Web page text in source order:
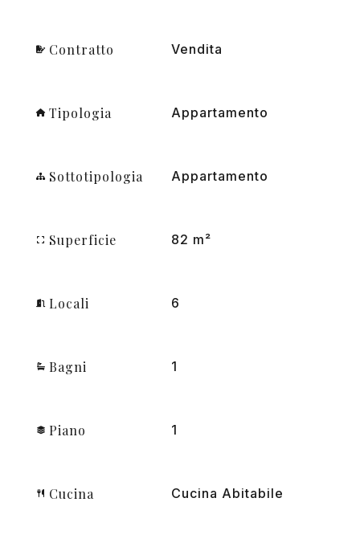
Contratto Vendita
Tipologia Appartamento
Sottotipologia Appartamento
Superficie 82 m²
Locali 6
Bagni 1
Piano 1
Cucina Cucina Abitabile